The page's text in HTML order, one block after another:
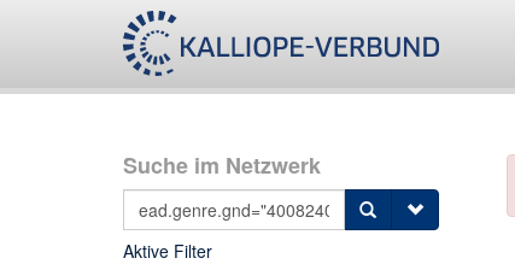
Suche im Netzwerk
Aktive Filter